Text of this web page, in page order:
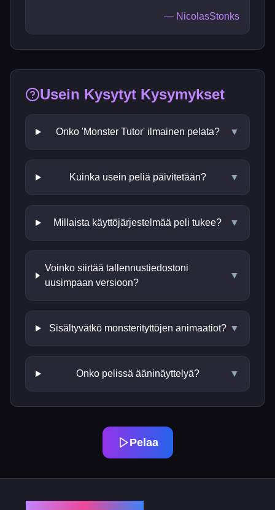
— NicolasStonks
Usein Kysytyt Kysymykset
Onko 'Monster Tutor' ilmainen pelata? ▼
Kuinka usein peliä päivitetään? ▼
Millaista käyttöjärjestelmää peli tukee? ▼
Voinko siirtää tallennustiedostoni
uusimpaan versioon?
▼
Sisältyvätkö monsterityttöjen animaatiot? ▼
Onko pelissä ääninäyttelyä? ▼
Pelaa